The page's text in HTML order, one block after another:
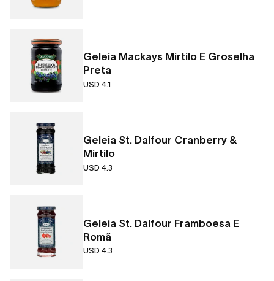
Geleia Mackays Mirtilo E Groselha
Preta
USD 4.1
Geleia St. Dalfour Cranberry &
Mirtilo
USD 4.3
Geleia St. Dalfour Framboesa E
Romã
USD 4.3